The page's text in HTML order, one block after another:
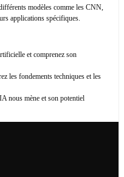
modèles comme les CNN,
applications spécifiques.
et comprenez son
les fondements techniques et les
nous mène et son potentiel